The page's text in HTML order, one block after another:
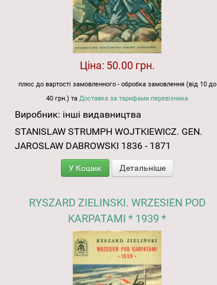
Ціна: 50.00 грн.
плюс до вартості замовленного - обробка замовлення (від 10 до
40 грн.) таДоставка за тарифами перевізника
Виробник: інші видавництва
STANISLAW STRUMPH WOJTKIEWICZ. GEN.
JAROSLAW DABROWSKI 1836 - 1871
У Кошик Детальніше
RYSZARD ZIELINSKI. WRZESIEN POD
KARPATAMI * 1939 *